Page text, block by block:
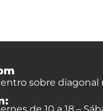
sobre diagonal